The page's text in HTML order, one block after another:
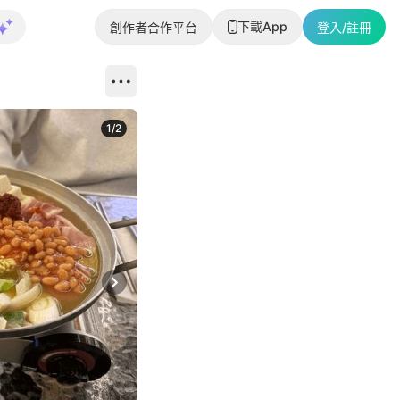
創作者合作平台 下載App 登入/註冊
Next slide
1/2